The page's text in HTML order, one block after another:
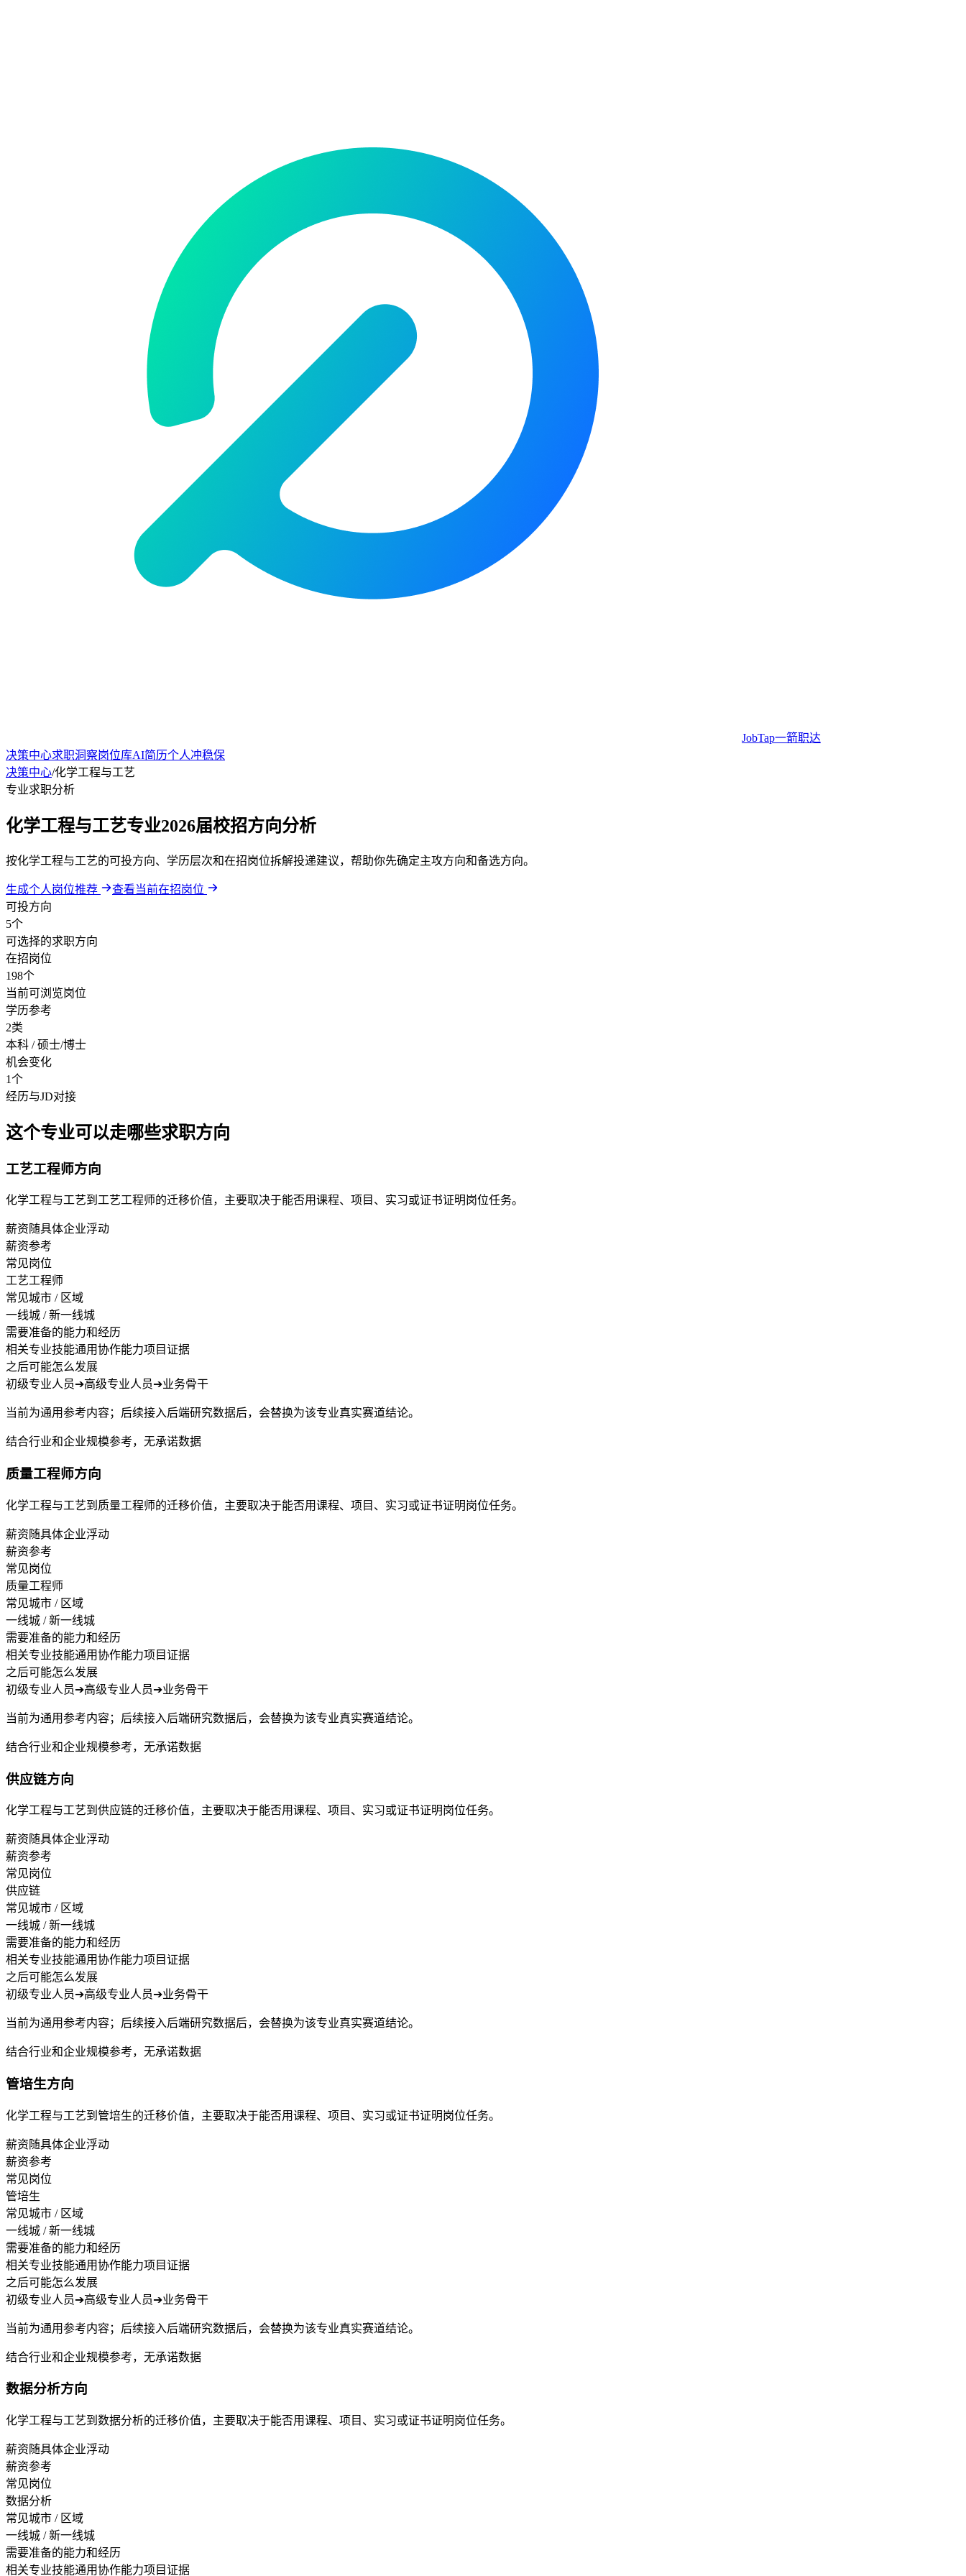
JobTap一箭职达
决策中心求职洞察岗位库AI简历个人冲稳保
决策中心/化学工程与工艺
专业求职分析
化学工程与工艺专业2026届校招方向分析
按化学工程与工艺的可投方向、学历层次和在招岗位拆解投递建议，帮助你先确定主攻方向和备选方向。
生成个人岗位推荐
查看当前在招岗位
可投方向
5个
可选择的求职方向
在招岗位
198个
当前可浏览岗位
学历参考
2类
本科 / 硕士/博士
机会变化
1个
经历与JD对接
这个专业可以走哪些求职方向
工艺工程师方向
化学工程与工艺到工艺工程师的迁移价值，主要取决于能否用课程、项目、实习或证书证明岗位任务。
薪资随具体企业浮动
薪资参考
常见岗位
工艺工程师
常见城市 / 区域
一线城 / 新一线城
需要准备的能力和经历
相关专业技能通用协作能力项目证据
之后可能怎么发展
初级专业人员➔高级专业人员➔业务骨干
当前为通用参考内容；后续接入后端研究数据后，会替换为该专业真实赛道结论。
结合行业和企业规模参考，无承诺数据
质量工程师方向
化学工程与工艺到质量工程师的迁移价值，主要取决于能否用课程、项目、实习或证书证明岗位任务。
薪资随具体企业浮动
薪资参考
常见岗位
质量工程师
常见城市 / 区域
一线城 / 新一线城
需要准备的能力和经历
相关专业技能通用协作能力项目证据
之后可能怎么发展
初级专业人员➔高级专业人员➔业务骨干
当前为通用参考内容；后续接入后端研究数据后，会替换为该专业真实赛道结论。
结合行业和企业规模参考，无承诺数据
供应链方向
化学工程与工艺到供应链的迁移价值，主要取决于能否用课程、项目、实习或证书证明岗位任务。
薪资随具体企业浮动
薪资参考
常见岗位
供应链
常见城市 / 区域
一线城 / 新一线城
需要准备的能力和经历
相关专业技能通用协作能力项目证据
之后可能怎么发展
初级专业人员➔高级专业人员➔业务骨干
当前为通用参考内容；后续接入后端研究数据后，会替换为该专业真实赛道结论。
结合行业和企业规模参考，无承诺数据
管培生方向
化学工程与工艺到管培生的迁移价值，主要取决于能否用课程、项目、实习或证书证明岗位任务。
薪资随具体企业浮动
薪资参考
常见岗位
管培生
常见城市 / 区域
一线城 / 新一线城
需要准备的能力和经历
相关专业技能通用协作能力项目证据
之后可能怎么发展
初级专业人员➔高级专业人员➔业务骨干
当前为通用参考内容；后续接入后端研究数据后，会替换为该专业真实赛道结论。
结合行业和企业规模参考，无承诺数据
数据分析方向
化学工程与工艺到数据分析的迁移价值，主要取决于能否用课程、项目、实习或证书证明岗位任务。
薪资随具体企业浮动
薪资参考
常见岗位
数据分析
常见城市 / 区域
一线城 / 新一线城
需要准备的能力和经历
相关专业技能通用协作能力项目证据